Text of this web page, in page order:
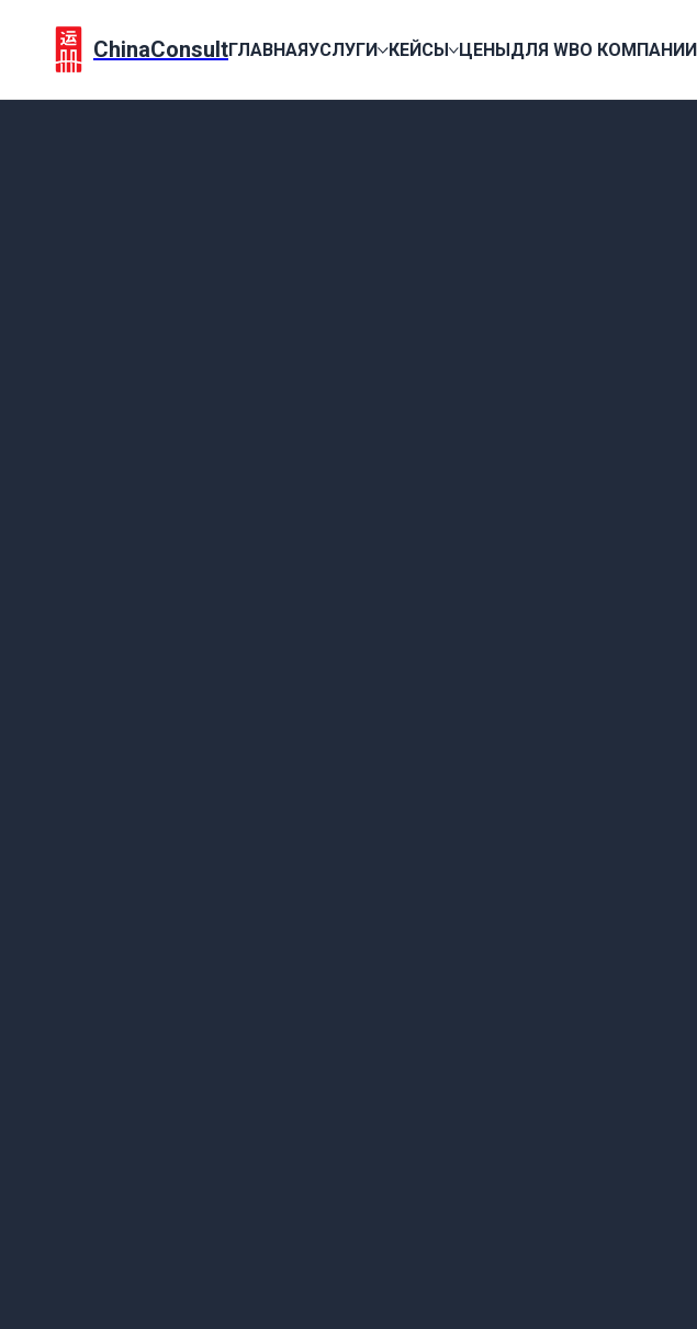
ChinaConsultГЛАВНАЯУСЛУГИ КЕЙСЫ ЦЕНЫДЛЯ WBО КОМПАНИИ